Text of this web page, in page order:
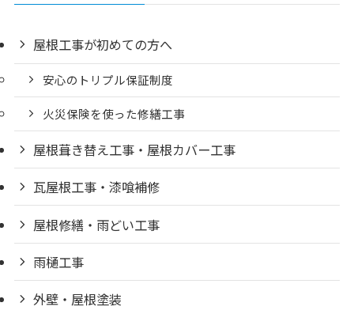
屋根工事が初めての方へ
安心のトリプル保証制度
火災保険を使った修繕工事
屋根葺き替え工事・屋根カバー工事
瓦屋根工事・漆喰補修
屋根修繕・雨どい工事
雨樋工事
外壁・屋根塗装